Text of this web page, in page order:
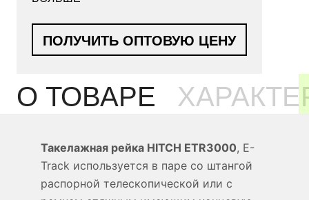
ПОЛУЧИТЬ ОПТОВУЮ ЦЕНУ
О ТОВАРЕ
Такелажная рейка HITCH ETR3000, E-
Track используется в паре со штангой
распорной телескопической или с